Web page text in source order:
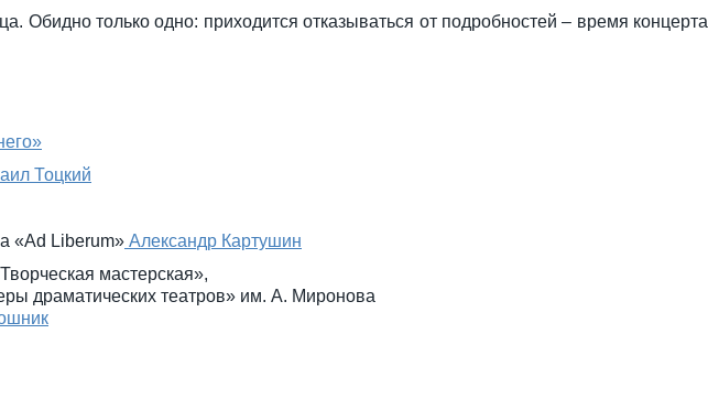
Обидно только одно: приходится отказываться от подробностей – время концерта
Тоцкий
«Ad Liberum» Александр Картушин
мастерская»,
драматических театров» им. А. Миронова